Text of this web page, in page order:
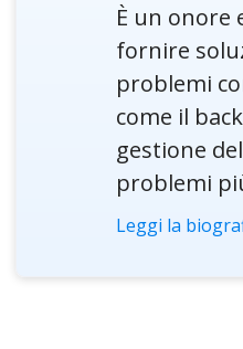
È un onore
fornire
problemi
come il
gestione
problemi
Leggi la